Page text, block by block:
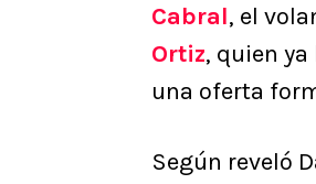
Cabral, el
Ortiz, quien
una oferta
Según reveló